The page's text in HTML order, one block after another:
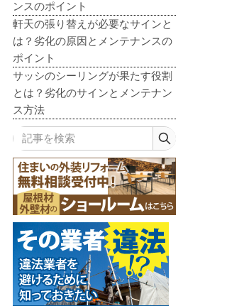
ンスのポイント
軒天の張り替えが必要なサインと
は？劣化の原因とメンテナンスの
ポイント
サッシのシーリングが果たす役割
とは？劣化のサインとメンテナン
ス方法
記事を検索